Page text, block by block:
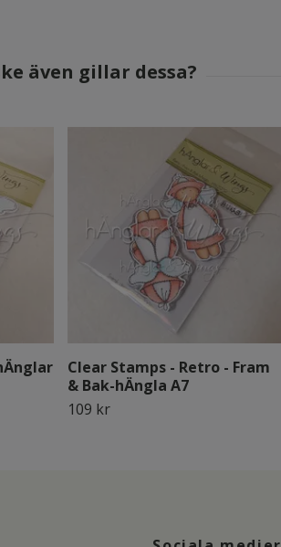
Clear Stamps - Retro - Fram
& Bak-hÄngla A7
109 kr